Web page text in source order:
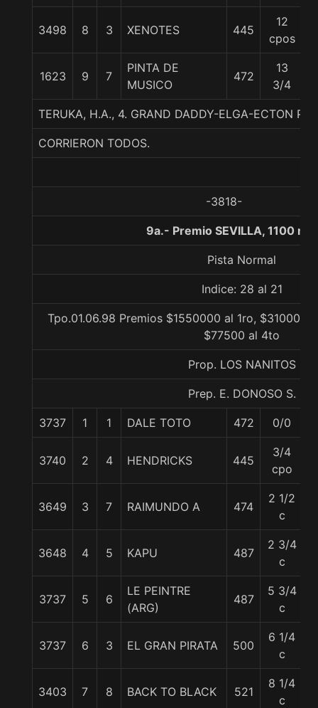
3498 8 3 XENOTES 445
12
cpos
1623 9 7
PINTA DE
MUSICO
472
13
3/4
TERUKA, H.A., 4. GRAND DADDY-ELGA-ECTON
CORRIERON TODOS.
-3818-
9a.- Premio SEVILLA, 1100
Pista Normal
Indice: 28 al 21
Tpo.01.06.98 Premios $1550000 al 1ro, $310000
$77500 al 4to
Prop. LOS NANITOS
Prep. E. DONOSO S.
3737 1 1 DALE TOTO 472 0/0
3740 2 4 HENDRICKS 445
3/4
cpo
3649 3 7 RAIMUNDO A 474
2 1/2
c
3648 4 5 KAPU 487
2 3/4
c
3737 5 6
LE PEINTRE
(ARG)
487
5 3/4
c
3737 6 3 EL GRAN PIRATA 500
6 1/4
c
3403 7 8 BACK TO BLACK 521
8 1/4
c